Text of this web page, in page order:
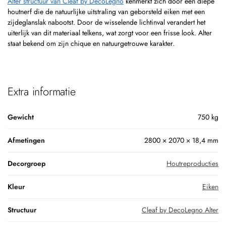
houtnerf die de natuurlijke uitstraling van geborsteld eiken met een
zijdeglanslak nabootst. Door de wisselende lichtinval verandert het
uiterlijk van dit materiaal telkens, wat zorgt voor een frisse look. Alter
staat bekend om zijn chique en natuurgetrouwe karakter.
Extra informatie
Gewicht 750 kg
Afmetingen 2800 × 2070 × 18,4 mm
Decorgroep Houtreproducties
Kleur Eiken
Structuur Cleaf by DecoLegno Alter